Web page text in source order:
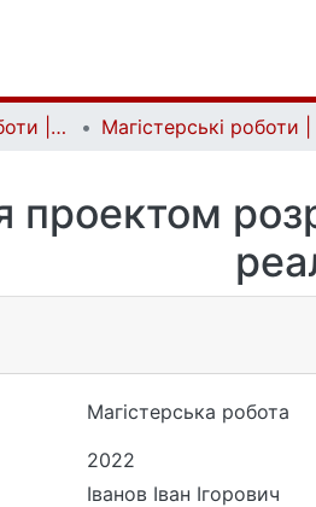
Кваліфікаційні роботи | Qualifying works
проектом
Магістерська робота
2022
Іванов Іван Ігорович